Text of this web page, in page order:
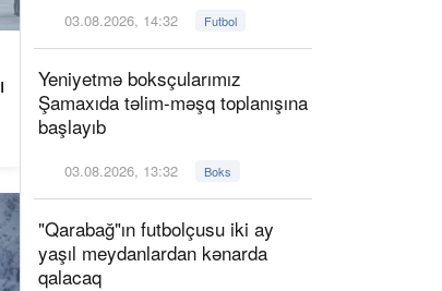
03.08.2026, 14:32 Futbol
Yeniyetmə boksçularımız
Şamaxıda təlim-məşq toplanışına
başlayıb
03.08.2026, 13:32 Boks
"Qarabağ"ın futbolçusu iki ay
yaşıl meydanlardan kənarda
qalacaq